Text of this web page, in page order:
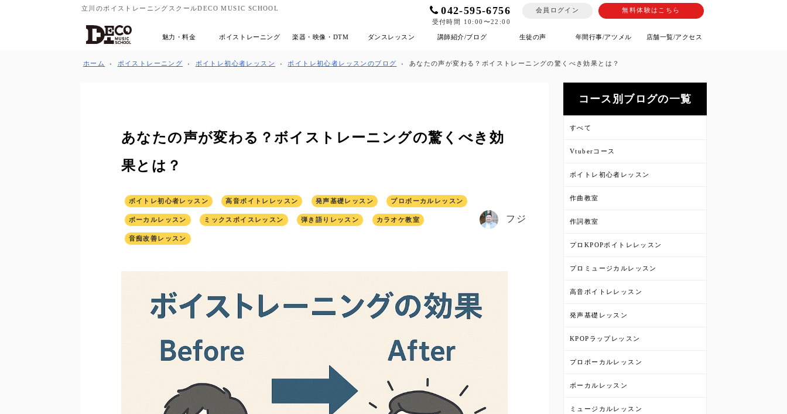
立川のボイストレーニングスクールDECO MUSIC SCHOOL 042-595-6756
受付時間 10:00〜22:00
会員ログイン 無料体験はこちら
魅力・料金 ボイストレーニング 楽器・映像・DTM ダンスレッスン 講師紹介/ブログ 生徒の声 年間行事/アツメル 店舗一覧/アクセス
ホーム › ボイストレーニング › ボイトレ初心者レッスン › ボイトレ初心者レッスンのブログ › あなたの声が変わる？ボイストレーニングの驚くべき効果とは？
あなたの声が変わる？ボイストレーニングの驚くべき効
果とは？
ボイトレ初心者レッスン 高音ボイトレレッスン 発声基礎レッスン プロボーカルレッスン
ボーカルレッスン ミックスボイスレッスン 弾き語りレッスン カラオケ教室
音痴改善レッスン
フジ
コース別ブログの一覧
すべて
Vtuberコース
ボイトレ初心者レッスン
作曲教室
作詞教室
プロKPOPボイトレレッスン
プロミュージカルレッスン
高音ボイトレレッスン
発声基礎レッスン
KPOPラップレッスン
プロボーカルレッスン
ボーカルレッスン
ミュージカルレッスン